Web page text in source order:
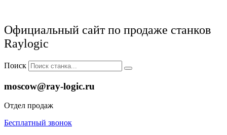
Официальный сайт по продаже станков
Raylogic
Поиск
moscow@ray-logic.ru
Отдел продаж
Бесплатный звонок